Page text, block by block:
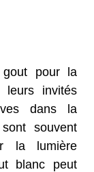
pour la
leurs invités
dans la
souvent
la lumière
blanc peut